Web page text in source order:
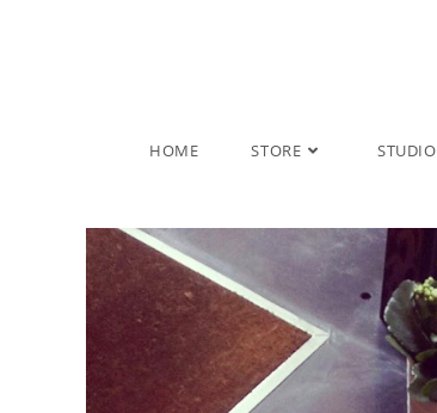
HOME STORE STUDIO